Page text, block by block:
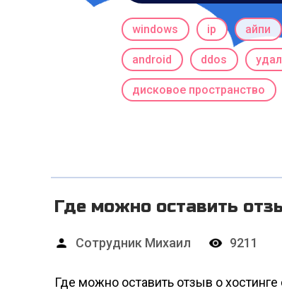
windows ip айпи
android ddos
дисковое пространство
Где можно оставить
Сотрудник Михаил 9211
Где можно оставить отзыв о